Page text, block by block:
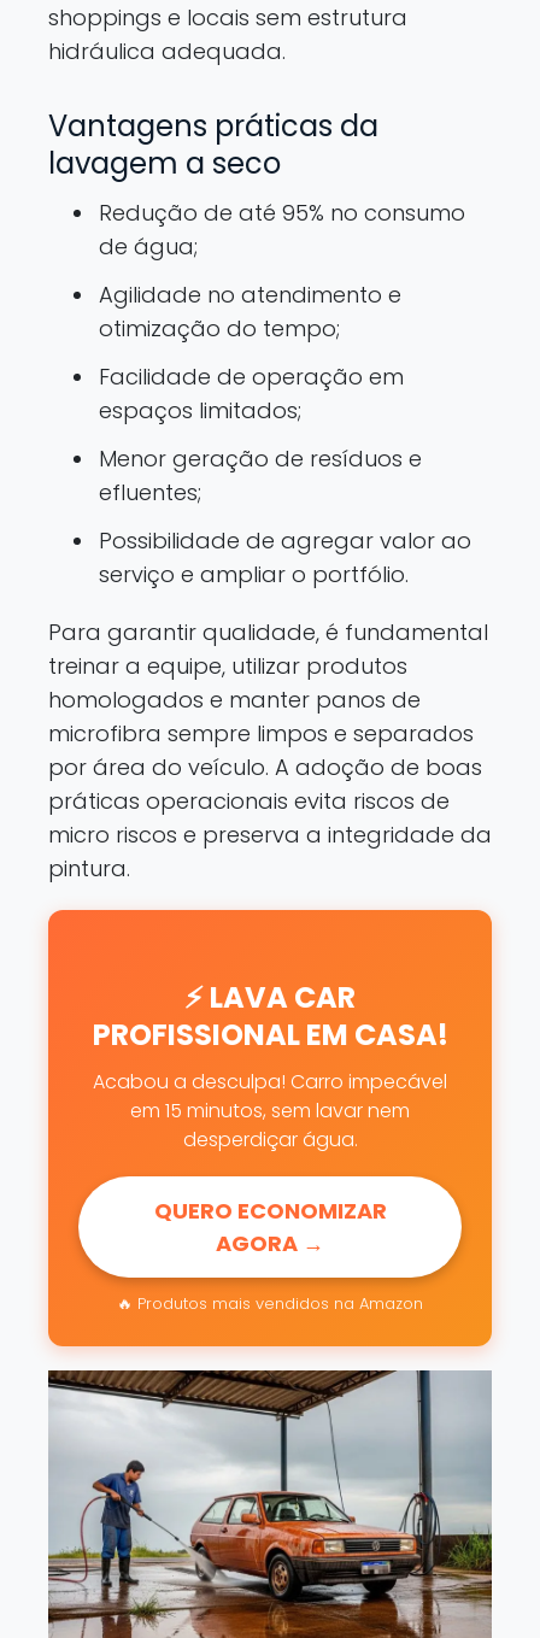
shoppings e locais sem estrutura
hidráulica adequada.
Vantagens práticas da
lavagem a seco
Redução de até 95% no consumo
de água;
Agilidade no atendimento e
otimização do tempo;
Facilidade de operação em
espaços limitados;
Menor geração de resíduos e
efluentes;
Possibilidade de agregar valor ao
serviço e ampliar o portfólio.
Para garantir qualidade, é fundamental
treinar a equipe, utilizar produtos
homologados e manter panos de
microfibra sempre limpos e separados
por área do veículo. A adoção de boas
práticas operacionais evita riscos de
micro riscos e preserva a integridade da
pintura.
⚡ LAVA CAR
PROFISSIONAL EM CASA!
Acabou a desculpa! Carro impecável
em 15 minutos, sem lavar nem
desperdiçar água.
QUERO ECONOMIZAR
AGORA →
🔥 Produtos mais vendidos na Amazon